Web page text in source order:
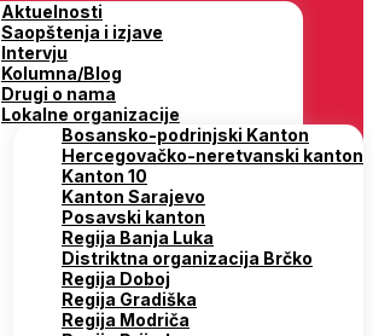
Aktuelnosti
Saopštenja i izjave
Intervju
Kolumna/Blog
Drugi o nama
Lokalne organizacije
Bosansko-podrinjski Kanton
Hercegovačko-neretvanski kanton
Kanton 10
Kanton Sarajevo
Posavski kanton
Regija Banja Luka
Distriktna organizacija Brčko
Regija Doboj
Regija Gradiška
Regija Modriča